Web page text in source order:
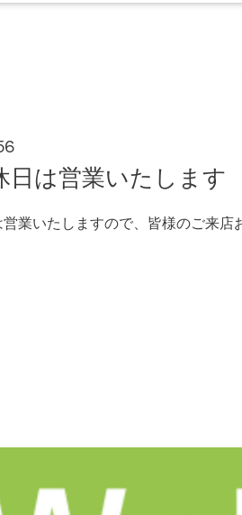
日は営業いたします
業いたしますので、皆様のご来店